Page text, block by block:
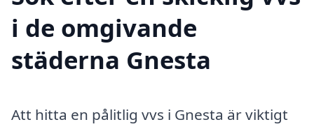
i de omgivande
städerna Gnesta
Att hitta en pålitlig vvs i Gnesta är viktigt